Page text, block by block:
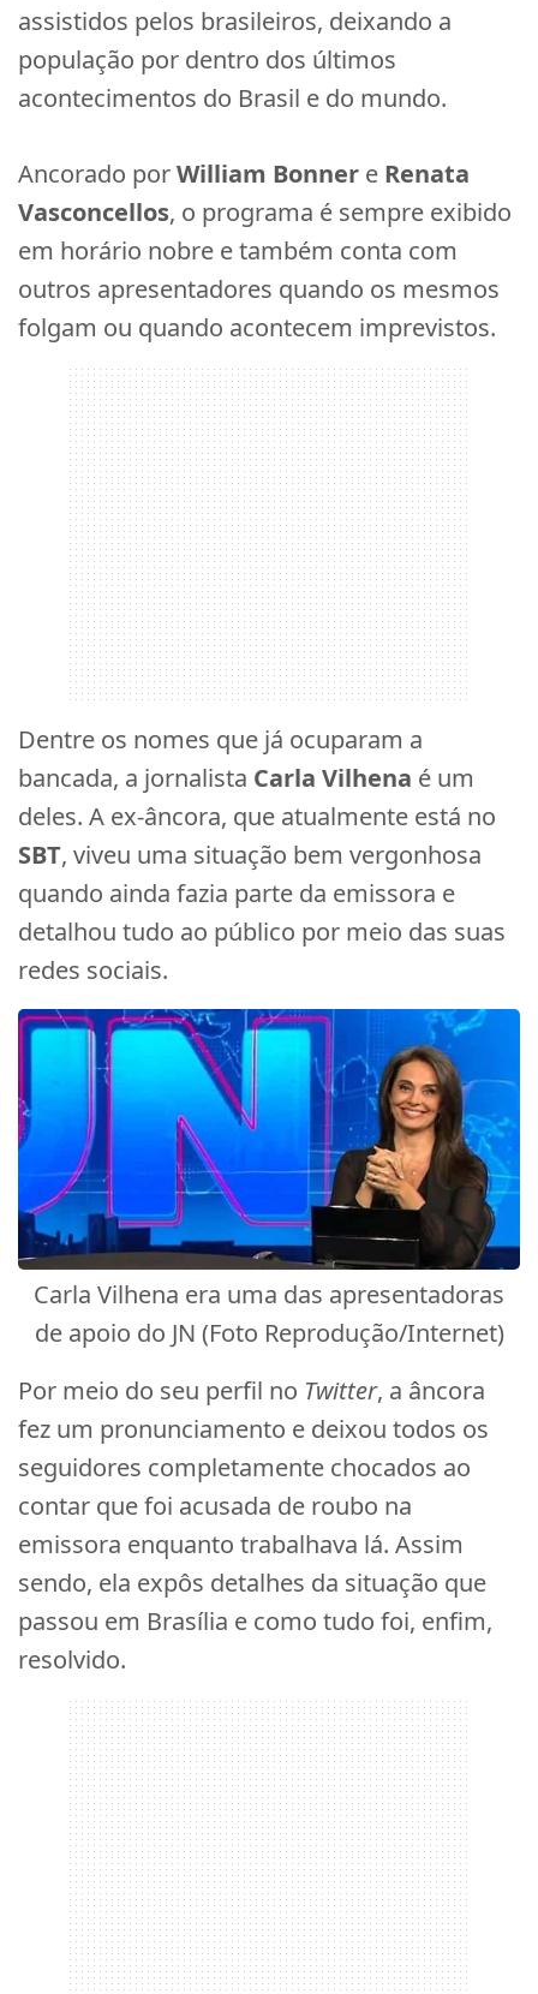
assistidos pelos brasileiros, deixando a
população por dentro dos últimos
acontecimentos do Brasil e do mundo.
Ancorado porWilliam Bonner e Renata
Vasconcellos, o programa é sempre exibido
em horário nobre e também conta com
outros apresentadores quando os mesmos
folgam ou quando acontecem imprevistos.
Dentre os nomes que já ocuparam a
bancada, a jornalista Carla Vilhena é um
deles. A ex-âncora, que atualmente está no
SBT, viveu uma situação bem vergonhosa
quando ainda fazia parte da emissora e
detalhou tudo ao público por meio das suas
redes sociais.
Carla Vilhena era uma das apresentadoras
de apoio do JN (Foto Reprodução/Internet)
Por meio do seu perfil no Twitter, a âncora
fez um pronunciamento e deixou todos os
seguidores completamente chocados ao
contar que foi acusada de roubo na
emissora enquanto trabalhava lá. Assim
sendo, ela expôs detalhes da situação que
passou em Brasília e como tudo foi, enfim,
resolvido.